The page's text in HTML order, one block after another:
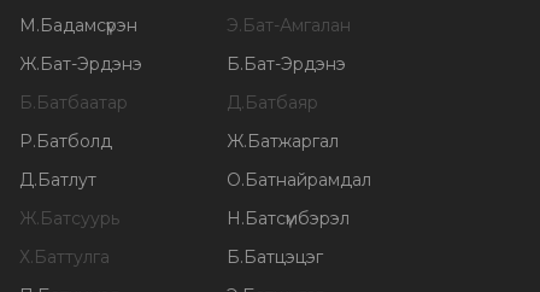
М.Бадамсүрэн Э.Бат-Амгалан
Ж.Бат-Эрдэнэ Б.Бат-Эрдэнэ
Б.Батбаатар Д.Батбаяр
Р.Батболд Ж.Батжаргал
Д.Батлут О.Батнайрамдал
Ж.Батсуурь Н.Батсүмбэрэл
Х.Баттулга Б.Батцэцэг